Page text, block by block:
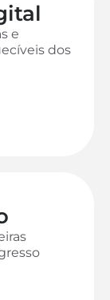
e
dos